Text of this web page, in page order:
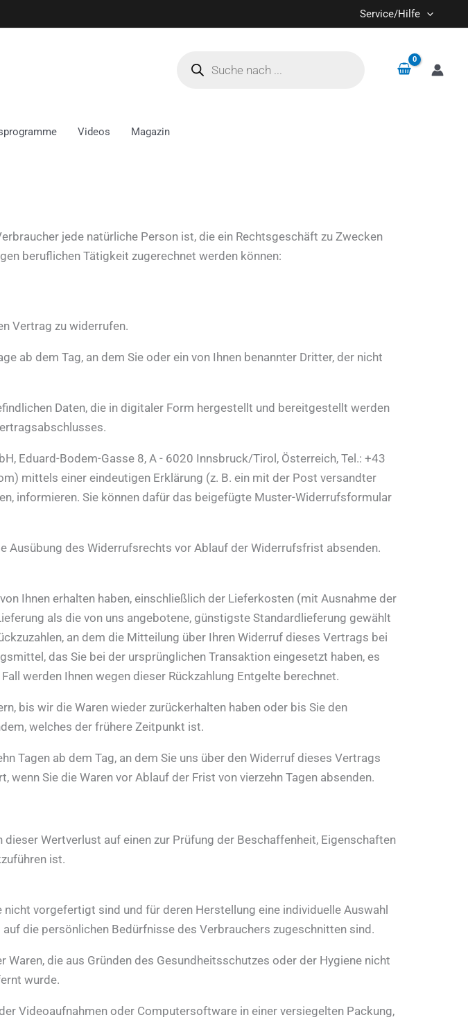
Service/Hilfe
search
Videos Magazin
jede natürliche Person ist, die ein Rechtsgeschäft zu Zwecken
beruflichen Tätigkeit zugerechnet werden können:
Vertrag zu widerrufen.
ab dem Tag, an dem Sie oder ein von Ihnen benannter Dritter, der nicht
Daten, die in digitaler Form hergestellt und bereitgestellt werden
Eduard-Bodem-Gasse 8, A - 6020 Innsbruck/Tirol, Österreich, Tel.: +43
mittels einer eindeutigen Erklärung (z. B. ein mit der Post versandter
informieren. Sie können dafür das beigefügte Muster-Widerrufsformular
Ausübung des Widerrufsrechts vor Ablauf der Widerrufsfrist absenden.
Ihnen erhalten haben, einschließlich der Lieferkosten (mit Ausnahme der
als die von uns angebotene, günstigste Standardlieferung gewählt
an dem die Mitteilung über Ihren Widerruf dieses Vertrags bei
das Sie bei der ursprünglichen Transaktion eingesetzt haben, es
werden Ihnen wegen dieser Rückzahlung Entgelte berechnet.
bis wir die Waren wieder zurückerhalten haben oder bis Sie den
welches der frühere Zeitpunkt ist.
Tagen ab dem Tag, an dem Sie uns über den Widerruf dieses Vertrags
Sie die Waren vor Ablauf der Frist von vierzehn Tagen absenden.
Wertverlust auf einen zur Prüfung der Beschaffenheit, Eigenschaften
ist.
vorgefertigt sind und für deren Herstellung eine individuelle Auswahl
die persönlichen Bedürfnisse des Verbrauchers zugeschnitten sind.
die aus Gründen des Gesundheitsschutzes oder der Hygiene nicht
wurde.
Videoaufnahmen oder Computersoftware in einer versiegelten Packung,